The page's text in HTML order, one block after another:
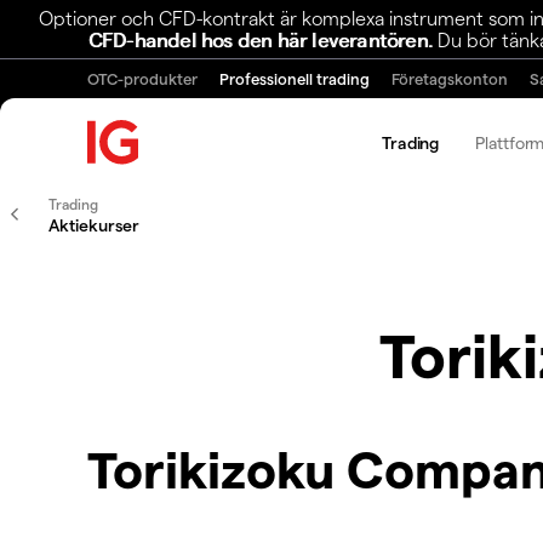
Optioner och CFD-kontrakt är komplexa instrument som
CFD-handel hos den här leverantören. Du bör
OTC-produkter Professionell trading Företagskonton
Trading
Trading
Aktiekurser
Torikizoku